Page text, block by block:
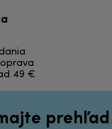
49 €
prehľad